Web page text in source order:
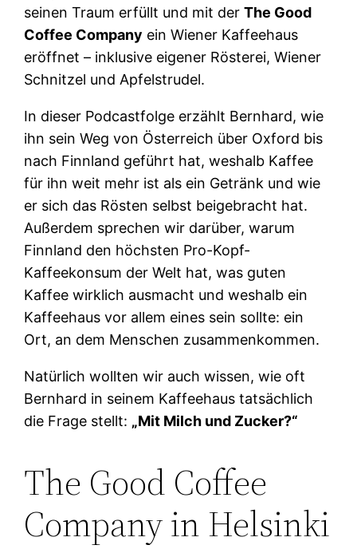
seinen Traum erfüllt und mit derThe Good
Coffee Company ein Wiener Kaffeehaus
eröffnet – inklusive eigener Rösterei, Wiener
Schnitzel und Apfelstrudel.
In dieser Podcastfolge erzählt Bernhard, wie
ihn sein Weg von Österreich über Oxford bis
nach Finnland geführt hat, weshalb Kaffee
für ihn weit mehr ist als ein Getränk und wie
er sich das Rösten selbst beigebracht hat.
Außerdem sprechen wir darüber, warum
Finnland den höchsten Pro-Kopf-
Kaffeekonsum der Welt hat, was guten
Kaffee wirklich ausmacht und weshalb ein
Kaffeehaus vor allem eines sein sollte: ein
Ort, an dem Menschen zusammenkommen.
Natürlich wollten wir auch wissen, wie oft
Bernhard in seinem Kaffeehaus tatsächlich
die Frage stellt: „Mit Milch und Zucker?“
The Good Coffee
Company in Helsinki